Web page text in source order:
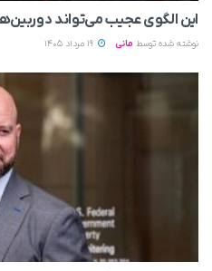
این الگوی عجیب می‌تواند
نوشته شده توسط مانی